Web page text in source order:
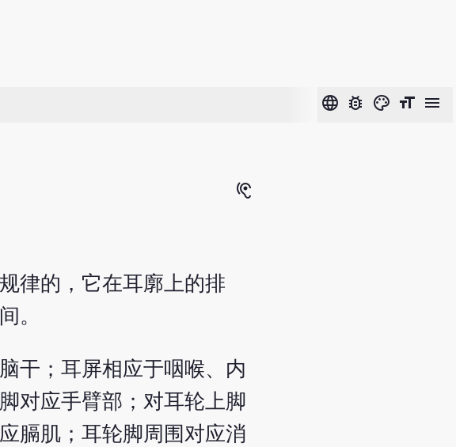
language bug_report color_lens format_size menu
hearing
律的，它在耳廓上的排
。
干；耳屏相应于咽喉、内
对应手臂部；对耳轮上脚
膈肌；耳轮脚周围对应消